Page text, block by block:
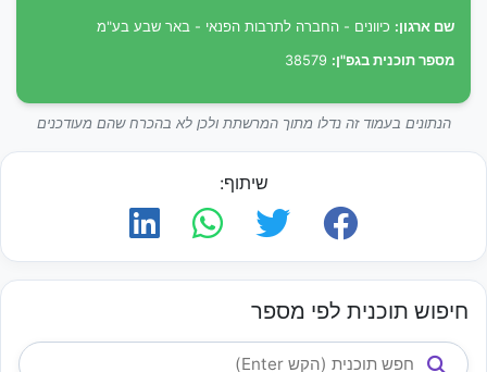
שם ארגון: כיוונים - החברה לתרבות הפנאי - באר שבע בע"מ
מספר תוכנית בגפ"ן:
הנתונים בעמוד זה נדלו מתוך המרשתת ולכן לא בהכרח שהם מעודכנים
שיתוף:
חיפוש תוכנית לפי מספר